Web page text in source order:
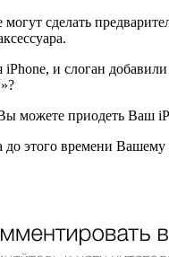
сделать
и слоган
приодеть Ваш
до этого времени